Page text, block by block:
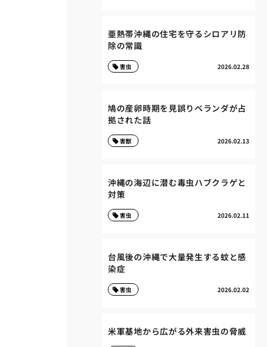
亜熱帯沖縄の住宅を守るシロアリ防
除の常識
2026.02.28
害虫
鳩の産卵時期を見誤りベランダが占
拠された話
2026.02.13
害獣
沖縄の海辺に潜む毒虫ハブクラゲと
対策
2026.02.11
害虫
台風後の沖縄で大量発生する蚊と感
染症
2026.02.02
害虫
米軍基地から広がる外来害虫の脅威